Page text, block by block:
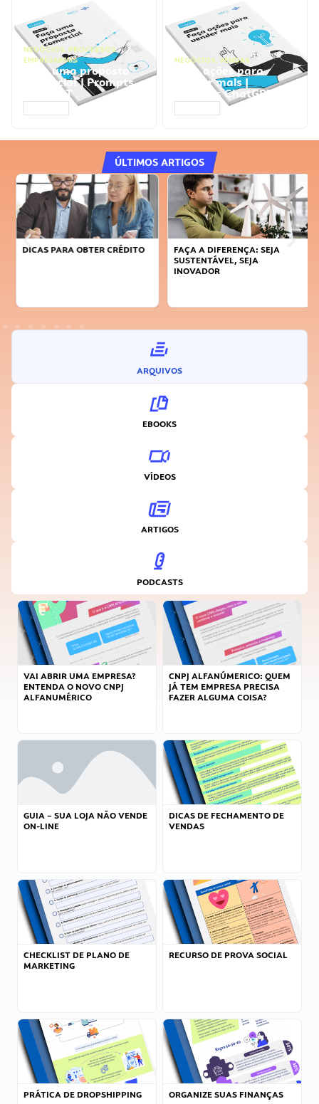
NEGÓCIOS, PROCESSOS
EMPRESARIAIS
Faça uma proposta
comercial | Prompts
ChatGPT
NEGÓCIOS, VENDAS
Faça ações para
vender mais |
Prompts ChatGPT
ÚLTIMOS ARTIGOS
DICAS PARA OBTER CRÉDITO
FAÇA A DIFERENÇA: SEJA
SUSTENTÁVEL, SEJA
INOVADOR
ARQUIVOS
EBOOKS
VÍDEOS
ARTIGOS
PODCASTS
VAI ABRIR UMA EMPRESA?
ENTENDA O NOVO CNPJ
ALFANUMÉRICO
CNPJ ALFANÚMERICO: QUEM
JÁ TEM EMPRESA PRECISA
FAZER ALGUMA COISA?
GUIA – SUA LOJA NÃO VENDE
ON-LINE
DICAS DE FECHAMENTO DE
VENDAS
CHECKLIST DE PLANO DE
MARKETING
RECURSO DE PROVA SOCIAL
PRÁTICA DE DROPSHIPPING ORGANIZE SUAS FINANÇAS